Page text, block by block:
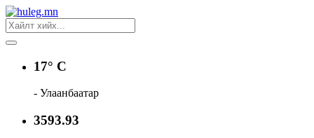
17° C
- Улаанбаатар
3593.93